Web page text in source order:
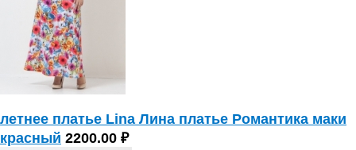
летнее платье Lina Лина платье Романтика маки
красный 2200.00 ₽